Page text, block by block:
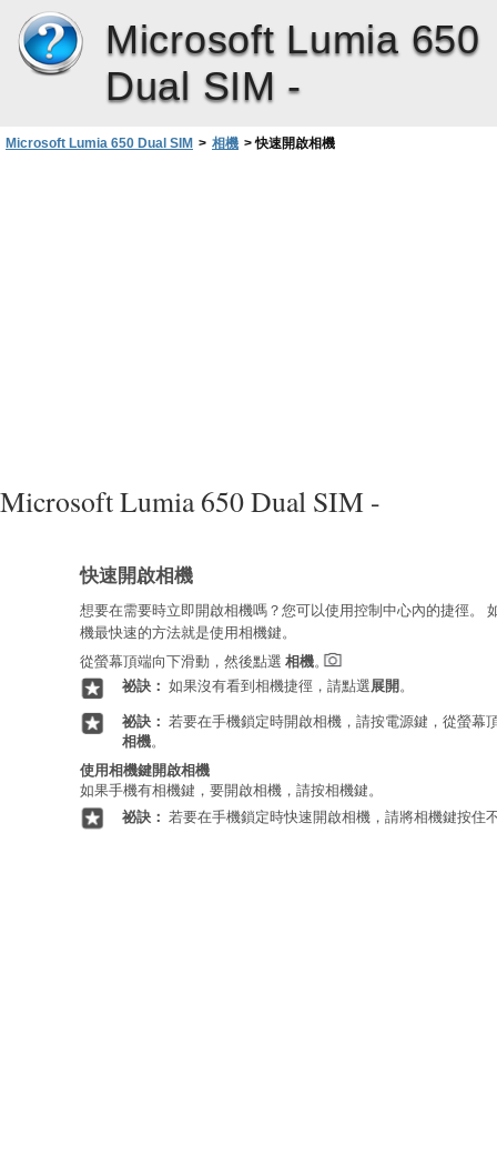
Microsoft Lumia 650
Dual SIM -
Microsoft Lumia 650 Dual SIM > 相機 >快速開啟相機
Microsoft Lumia 650 Dual SIM -
快速開啟相機
想要在需要時立即開啟相機嗎？您可以使用控制中心內的捷徑。
機最快速的方法就是使用相機鍵。
從螢幕頂端向下滑動，然後點選 相機。
祕訣： 如果沒有看到相機捷徑，請點選展開 。
祕訣： 若要在手機鎖定時開啟相機，請按電源鍵，從螢幕
相機。
使用相機鍵開啟相機
如果手機有相機鍵，要開啟相機，請按相機鍵。
祕訣： 若要在手機鎖定時快速開啟相機，請將相機鍵按住